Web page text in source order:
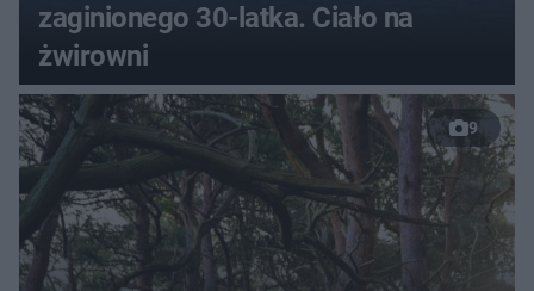
zaginionego 30-latka. Ciało na
żwirowni
9